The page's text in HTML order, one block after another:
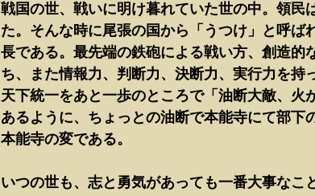
戦国の世、戦いに明け暮れていた世の中。領民
た。そんな時に尾張の国から「うつけ」と呼ば
長である。最先端の鉄砲による戦い方、創造的
ち、また情報力、判断力、決断力、実行力を持
天下統一をあと一歩のところで「油断大敵、火
あるように、ちょっとの油断で本能寺にて部下
本能寺の変である。
いつの世も、志と勇気があっても一番大事なこ